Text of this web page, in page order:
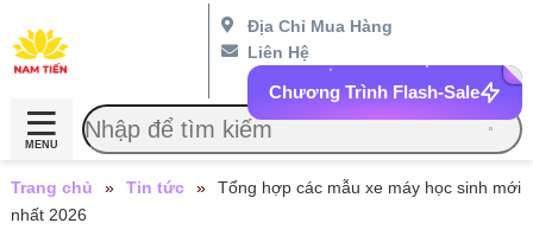
Địa Chỉ Mua Hàng
Liên Hệ
Chương Trình Flash-Sale
MENU
Trang chủ » Tin tức »
Tổng hợp các mẫu xe máy học sinh mới
nhất 2026